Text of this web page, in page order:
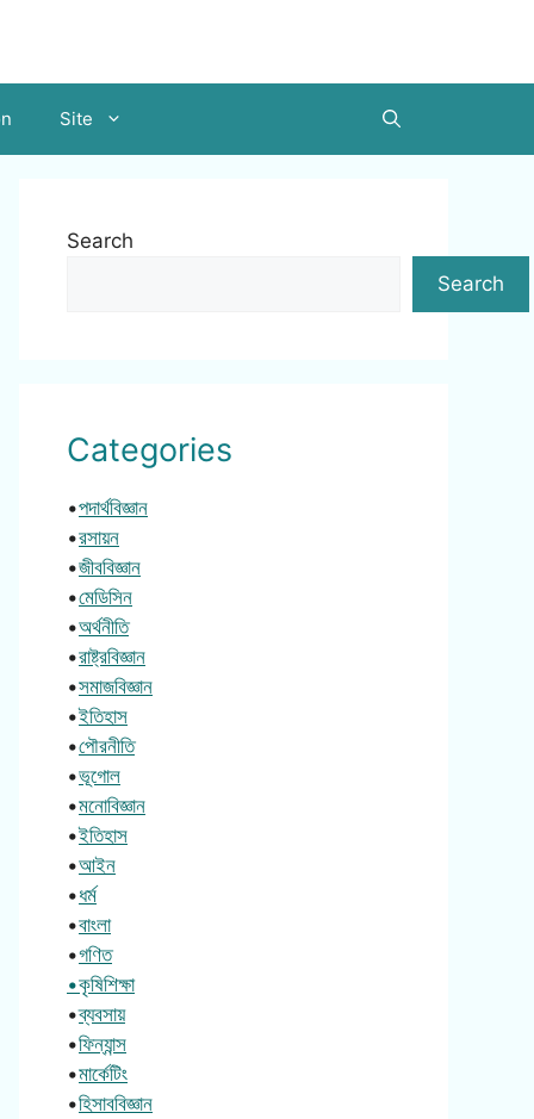
Site
Search
Search
Categories
•পদার্থবিজ্ঞান
•রসায়ন
•জীববিজ্ঞান
•মেডিসিন
•অর্থনীতি
•রাষ্ট্রবিজ্ঞান
•সমাজবিজ্ঞান
•ইতিহাস
•পৌরনীতি
•ভূগোল
•মনোবিজ্ঞান
•ইতিহাস
•আইন
•ধর্ম
•বাংলা
•গণিত
•কৃষিশিক্ষা
•ব্যবসায়
•ফিন্যান্স
•মার্কেটিং
•হিসাববিজ্ঞান